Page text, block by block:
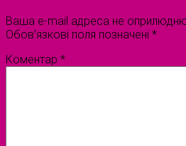
Ваша e-mail адреса не
Обов’язкові поля позначені *
Коментар *